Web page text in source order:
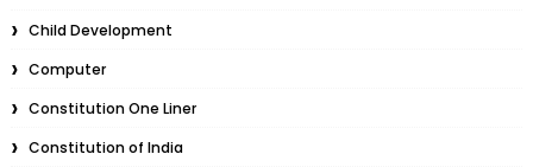
Child Development
Computer
Constitution One Liner
Constitution of India